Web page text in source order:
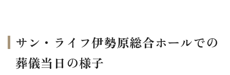
サン・ライフ伊勢原総合ホールでの
葬儀当日の様子